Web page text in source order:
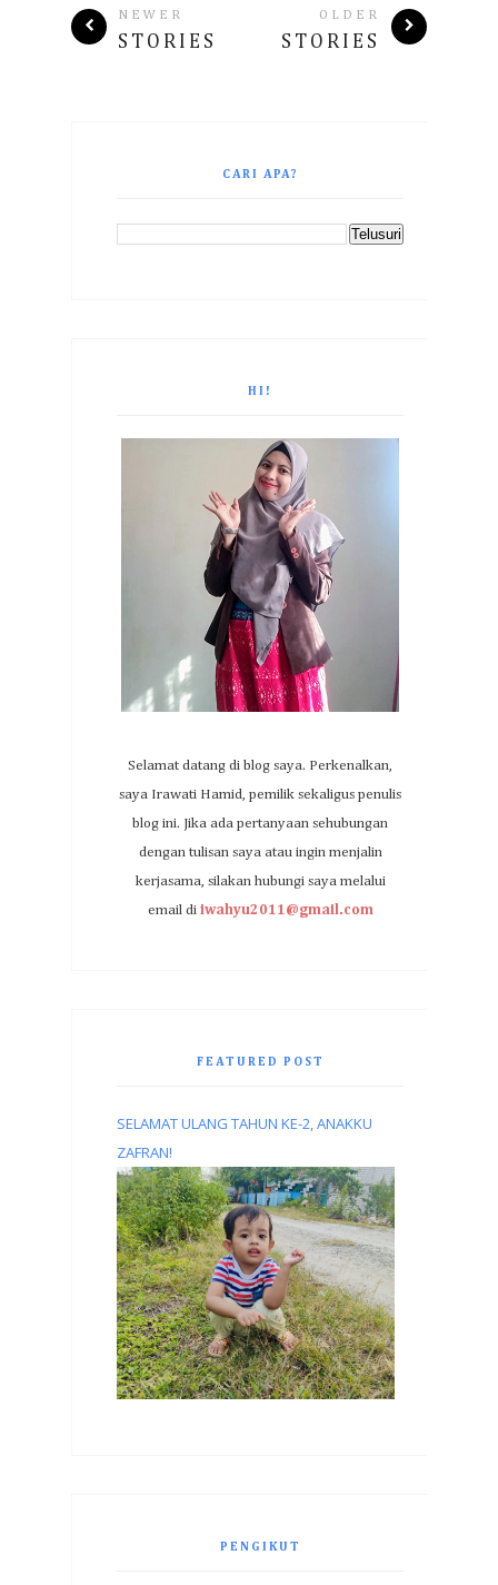
NEWER
STORIES
OLDER
STORIES
CARI APA?
HI!
Selamat datang di blog saya. Perkenalkan,
saya Irawati Hamid, pemilik sekaligus penulis
blog ini. Jika ada pertanyaan sehubungan
dengan tulisan saya atau ingin menjalin
kerjasama, silakan hubungi saya melalui
email di iwahyu2011@gmail.com
FEATURED POST
SELAMAT ULANG TAHUN KE-2, ANAKKU
ZAFRAN!
PENGIKUT